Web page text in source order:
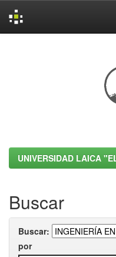
UNIVERSIDAD LAICA
Buscar
Buscar:
por